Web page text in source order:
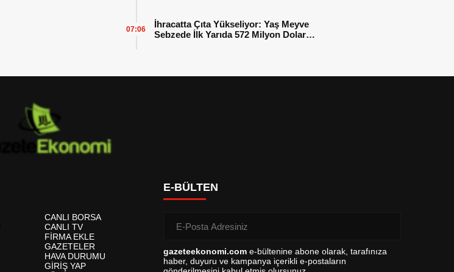
İhracatta Çıta Yükseliyor: Yaş Meyve
Sebzede İlk Yarıda 572 Milyon Dolar
07:06
CANLI BORSA
CANLI TV
FİRMA EKLE
GAZETELER
HAVA DURUMU
GİRİŞ YAP
E-BÜLTEN
gazeteekonomi.com e-bültenine abone olarak, tarafınıza
haber, duyuru ve kampanya içerikli e-postaların